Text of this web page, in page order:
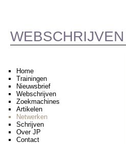
WEBSCHRIJVEN
Home
Trainingen
Nieuwsbrief
Webschrijven
Zoekmachines
Artikelen
Netwerken
Schrijven
Over JP
Contact